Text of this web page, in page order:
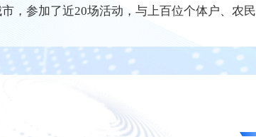
，参加了近20场活动，与上百位个体户、农